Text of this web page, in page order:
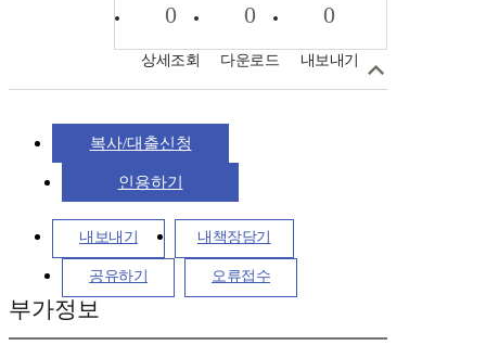
0
상세조회
0
다운로드
0
내보내기
복사/대출신청
인용하기
내보내기 내책장담기
공유하기 오류접수
부가정보